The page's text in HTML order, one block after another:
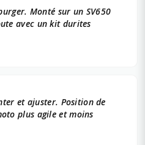
Monté sur un SV650
avec un kit durites
et ajuster. Position de
plus agile et moins